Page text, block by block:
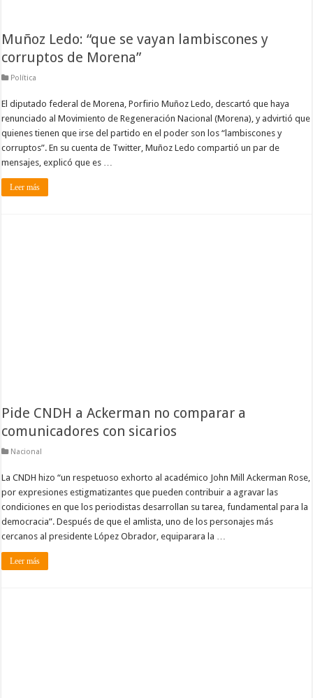
Muñoz Ledo: “que se vayan lambiscones y
corruptos de Morena”
Política
El diputado federal de Morena, Porfirio Muñoz Ledo, descartó que haya
renunciado al Movimiento de Regeneración Nacional (Morena), y advirtió que
quienes tienen que irse del partido en el poder son los “lambiscones y
corruptos”. En su cuenta de Twitter, Muñoz Ledo compartió un par de
mensajes, explicó que es …
Leer más
Pide CNDH a Ackerman no comparar a
comunicadores con sicarios
Nacional
La CNDH hizo “un respetuoso exhorto al académico John Mill Ackerman Rose,
por expresiones estigmatizantes que pueden contribuir a agravar las
condiciones en que los periodistas desarrollan su tarea, fundamental para la
democracia”. Después de que el amlista, uno de los personajes más
cercanos al presidente López Obrador, equiparara la …
Leer más